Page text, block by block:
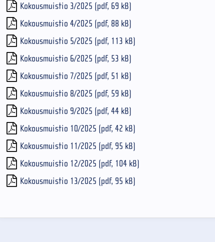
Kokousmuistio 3/2025 (pdf, 69 kB)
Kokousmuistio 4/2025 (pdf, 88 kB)
Kokousmuistio 5/2025 (pdf, 113 kB)
Kokousmuistio 6/2025 (pdf, 53 kB)
Kokousmuistio 7/2025 (pdf, 51 kB)
Kokousmuistio 8/2025 (pdf, 59 kB)
Kokousmuistio 9/2025 (pdf, 44 kB)
Kokousmuistio 10/2025 (pdf, 42 kB)
Kokousmuistio 11/2025 (pdf, 95 kB)
Kokousmuistio 12/2025 (pdf, 104 kB)
Kokousmuistio 13/2025 (pdf, 95 kB)